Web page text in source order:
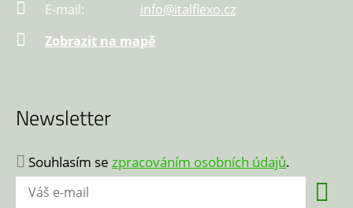
E-mail:
info@italflexo.cz
Zobrazit na mapě
Newsletter
Souhlasím se zpracováním osobních údajů.